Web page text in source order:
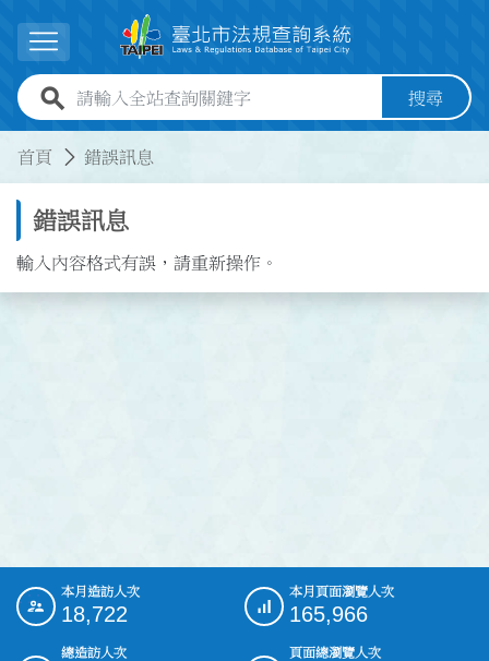
展開選單
全站查詢關鍵字欄位 搜尋
首頁 錯誤訊息
錯誤訊息
輸入內容格式有誤，請重新操作。
::: 本月造訪人次
18,722
本月頁面瀏覽人次
165,966
總造訪人次
頁面總瀏覽人次